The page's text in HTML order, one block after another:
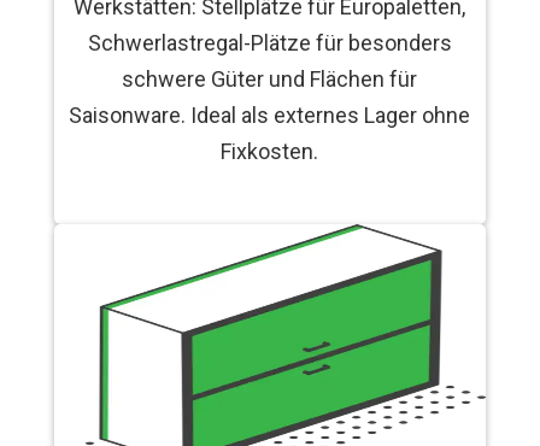
Werkstätten: Stellplätze für Europaletten,
Schwerlastregal-Plätze für besonders
schwere Güter und Flächen für
Saisonware. Ideal als externes Lager ohne
Fixkosten.